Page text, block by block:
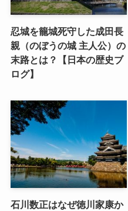
忍城を籠城死守した成田長
親（のぼうの城 主人公）の
末路とは？【日本の歴史ブ
ログ】
石川数正はなぜ徳川家康か